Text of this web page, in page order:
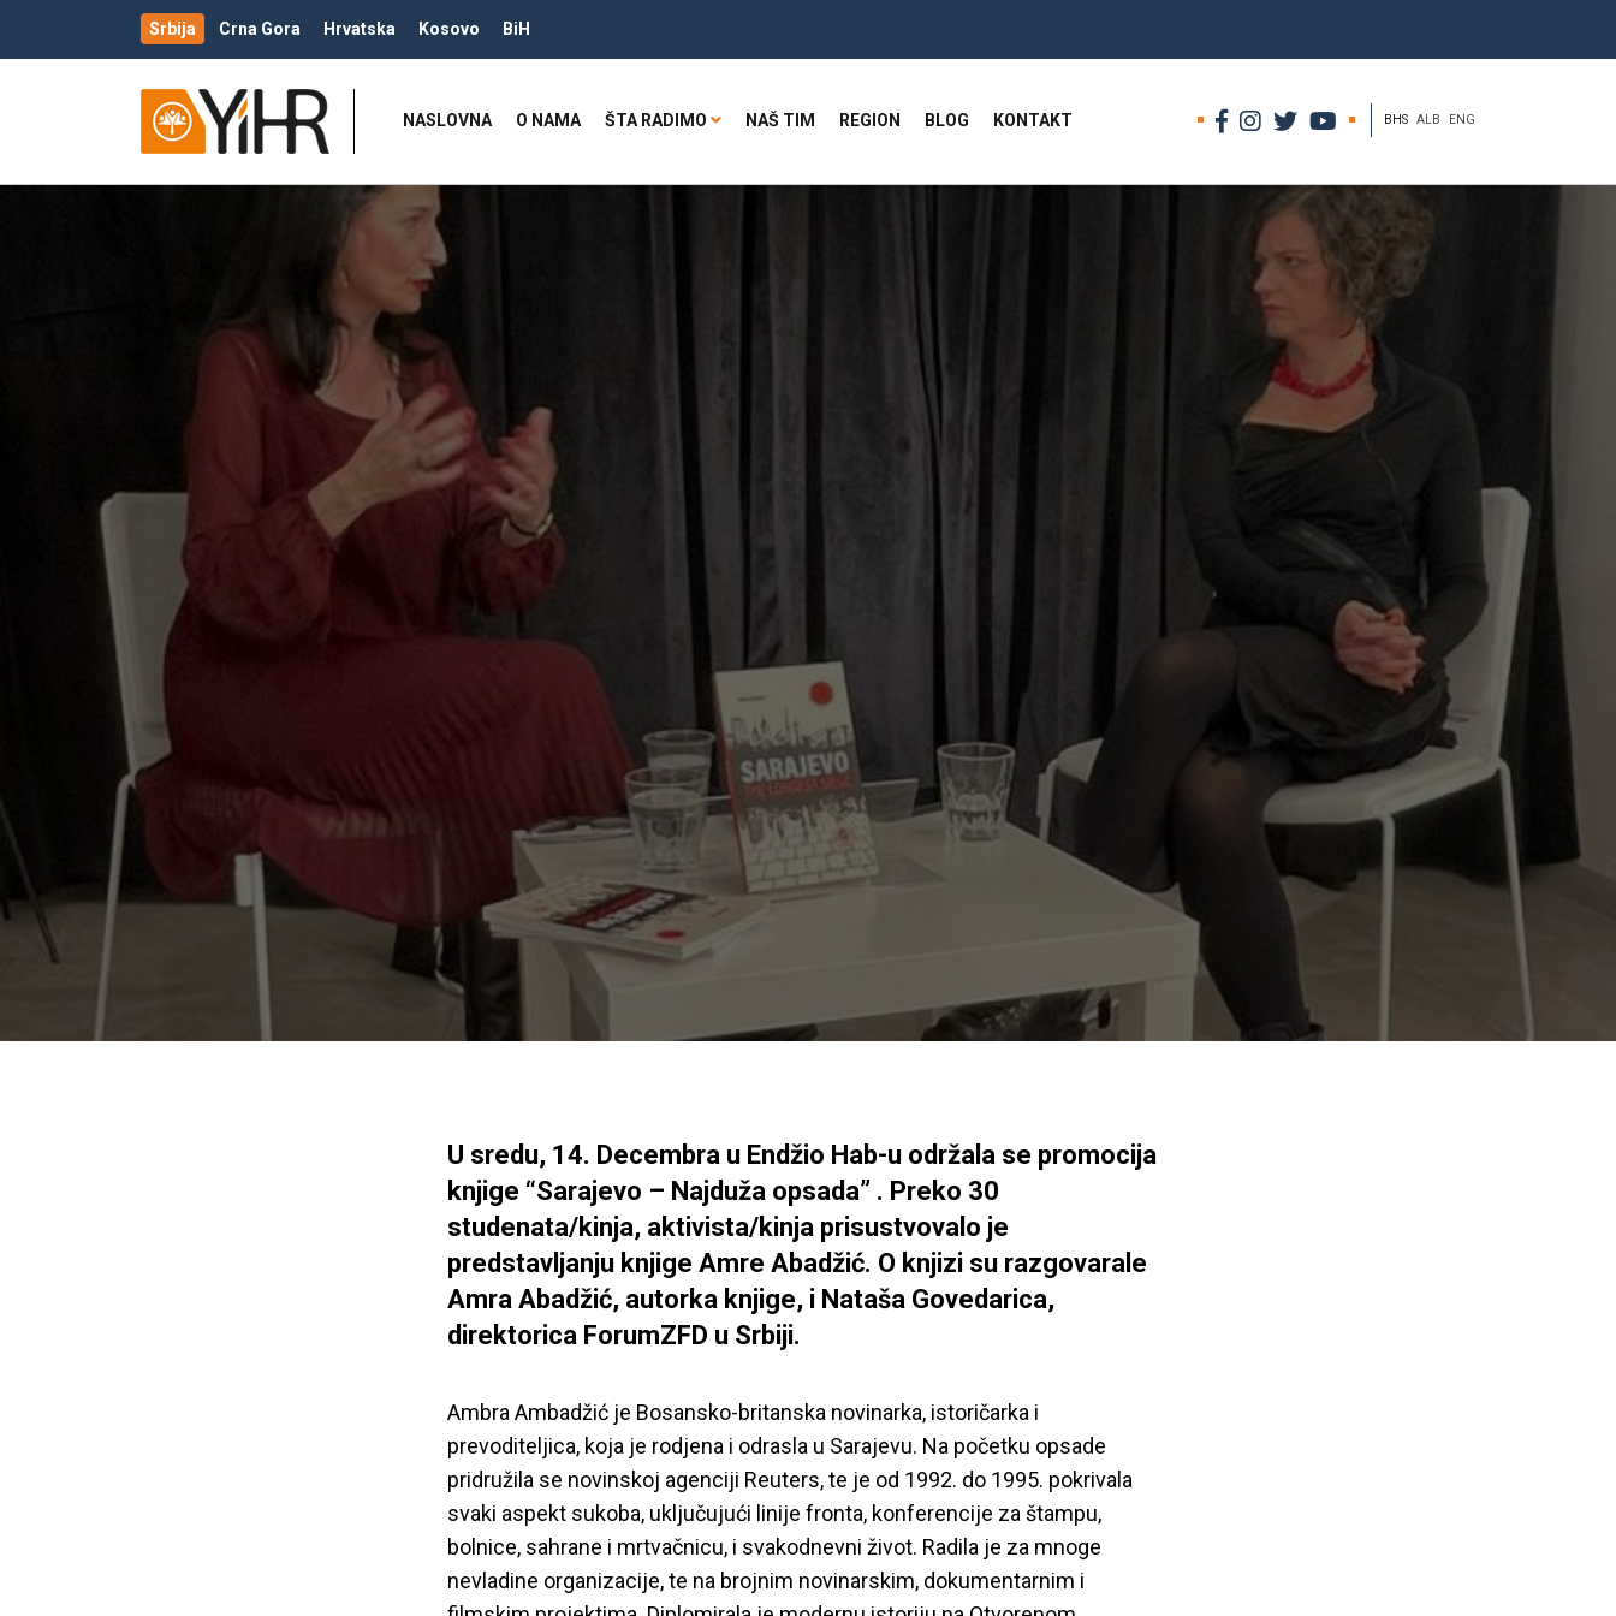
Srbija Crna Gora Hrvatska Kosovo BiH
NASLOVNA O NAMA ŠTA RADIMO NAŠ TIM REGION BLOG KONTAKT BHS ALB ENG
U sredu, 14. Decembra u Endžio Hab-u održala se promocija
knjige “Sarajevo – Najduža opsada” . Preko 30
studenata/kinja, aktivista/kinja prisustvovalo je
predstavljanju knjige Amre Abadžić. O knjizi su razgovarale
Amra Abadžić, autorka knjige, i Nataša Govedarica,
direktorica ForumZFD u Srbiji.
Ambra Ambadžić je Bosansko-britanska novinarka, istoričarka i
prevoditeljica, koja je rodjena i odrasla u Sarajevu. Na početku opsade
pridružila se novinskoj agenciji Reuters, te je od 1992. do 1995. pokrivala
svaki aspekt sukoba, uključujući linije fronta, konferencije za štampu,
bolnice, sahrane i mrtvačnicu, i svakodnevni život. Radila je za mnoge
nevladine organizacije, te na brojnim novinarskim, dokumentarnim i